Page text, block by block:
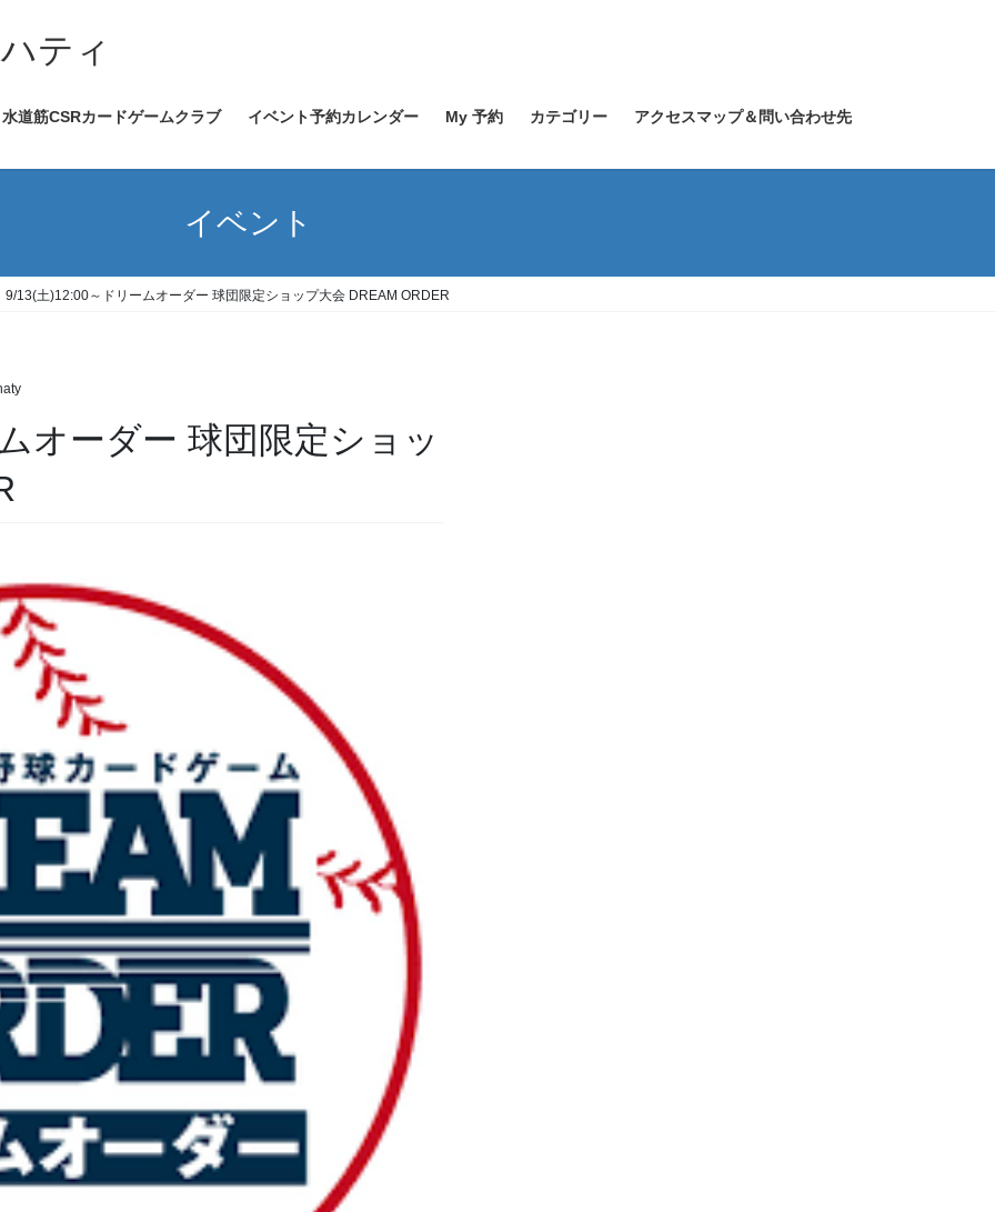
ティ
水道筋CSRカードゲームクラブ イベント予約カレンダー My 予約 カテゴリー アクセスマップ＆問い合わせ先
イベント
9/13(土)12:00～ドリームオーダー 球団限定ショップ大会 DREAM ORDER
オーダー 球団限定ショッ